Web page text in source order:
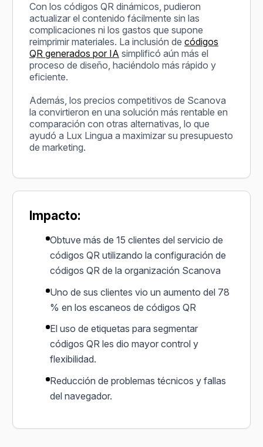
Con los códigos QR dinámicos, pudieron
actualizar el contenido fácilmente sin las
complicaciones ni los gastos que supone
reimprimir materiales. La inclusión de códigos
QR generados por IA simplificó aún más el
proceso de diseño, haciéndolo más rápido y
eficiente.
Además, los precios competitivos de Scanova
la convirtieron en una solución más rentable en
comparación con otras alternativas, lo que
ayudó a Lux Lingua a maximizar su presupuesto
de marketing.
Impacto:
Obtuve más de 15 clientes del servicio de
códigos QR utilizando la configuración de
códigos QR de la organización Scanova
Uno de sus clientes vio un aumento del 78
% en los escaneos de códigos QR
El uso de etiquetas para segmentar
códigos QR les dio mayor control y
flexibilidad.
Reducción de problemas técnicos y fallas
del navegador.